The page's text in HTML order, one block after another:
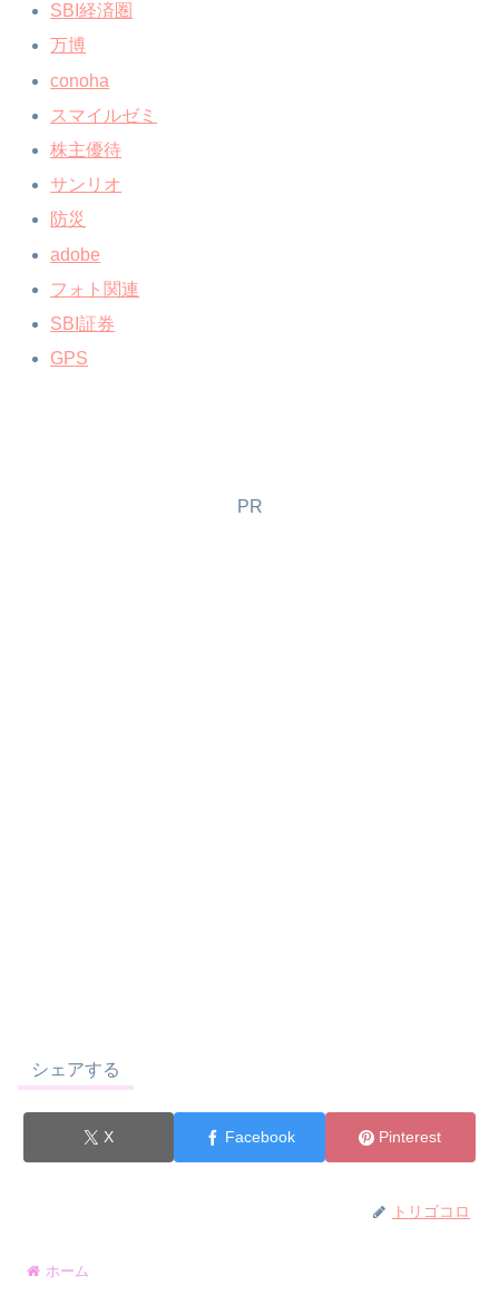
SBI経済圏
万博
conoha
スマイルゼミ
株主優待
サンリオ
防災
adobe
フォト関連
SBI証券
GPS
PR
シェアする
X Facebook Pinterest
トリゴコロ
ホーム